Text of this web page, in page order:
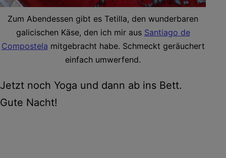
Zum Abendessen gibt es Tetilla, den wunderbaren
galicischen Käse, den ich mir aus Santiago de
Compostela mitgebracht habe. Schmeckt geräuchert
einfach umwerfend.
Jetzt noch Yoga und dann ab ins Bett.
Gute Nacht!